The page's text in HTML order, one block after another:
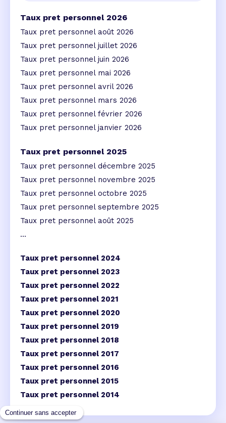
Taux pret personnel 2026
Taux pret personnel août 2026
Taux pret personnel juillet 2026
Taux pret personnel juin 2026
Taux pret personnel mai 2026
Taux pret personnel avril 2026
Taux pret personnel mars 2026
Taux pret personnel février 2026
Taux pret personnel janvier 2026
Taux pret personnel 2025
Taux pret personnel décembre 2025
Taux pret personnel novembre 2025
Taux pret personnel octobre 2025
Taux pret personnel septembre 2025
Taux pret personnel août 2025
...
Taux pret personnel 2024
Taux pret personnel 2023
Taux pret personnel 2022
Taux pret personnel 2021
Taux pret personnel 2020
Taux pret personnel 2019
Taux pret personnel 2018
Taux pret personnel 2017
Taux pret personnel 2016
Taux pret personnel 2015
Taux pret personnel 2014